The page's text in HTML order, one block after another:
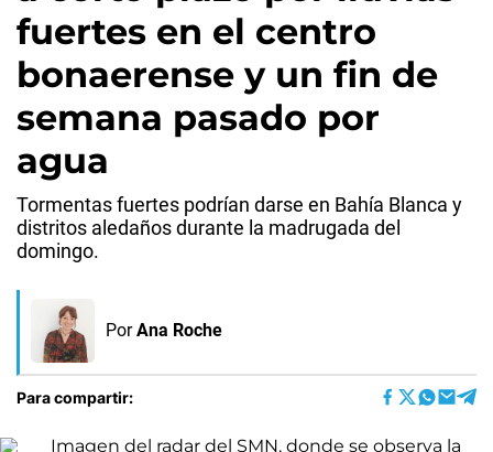
fuertes en el centro
bonaerense y un fin de
semana pasado por
agua
Tormentas fuertes podrían darse en Bahía Blanca y
distritos aledaños durante la madrugada del
domingo.
Por Ana Roche
Para compartir: